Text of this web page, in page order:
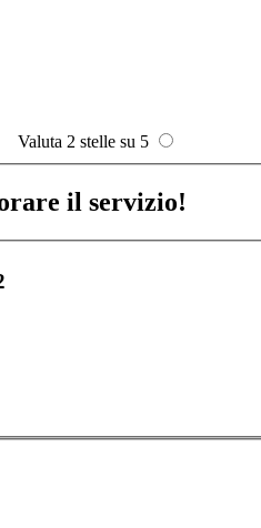
Valuta 2 stelle su 5
il servizio!